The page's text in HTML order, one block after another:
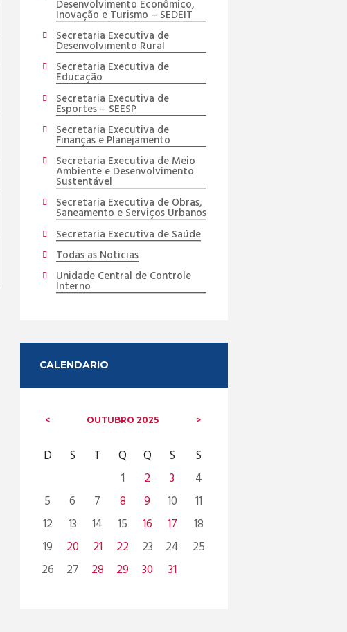
Desenvolvimento Econômico,
Inovação e Turismo – SEDEIT
Secretaria Executiva de
Desenvolvimento Rural
Secretaria Executiva de
Educação
Secretaria Executiva de
Esportes – SEESP
Secretaria Executiva de
Finanças e Planejamento
Secretaria Executiva de Meio
Ambiente e Desenvolvimento
Sustentável
Secretaria Executiva de Obras,
Saneamento e Serviços Urbanos
Secretaria Executiva de Saúde
Todas as Noticias
Unidade Central de Controle
Interno
CALENDARIO
OUTUBRO2025
D S T Q Q S
S
1
2 3
4
5
6 7 8 9 10
11
12
13 14 15 16 17
18
19
20 21 22 23 24
25
26
27 28 29 30 31